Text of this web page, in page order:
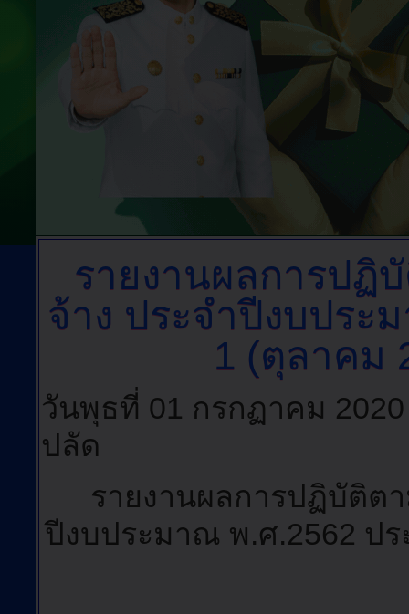
รายงานผลการปฏิ
จ้าง ประจำปีงบประ
1 (ตุลาคม
วันพุธที่ 01 กรกฏาคม
ปลัด
รายงานผลการปฏิบัติต
ปีงบประมาณ พ.ศ.2562 ป